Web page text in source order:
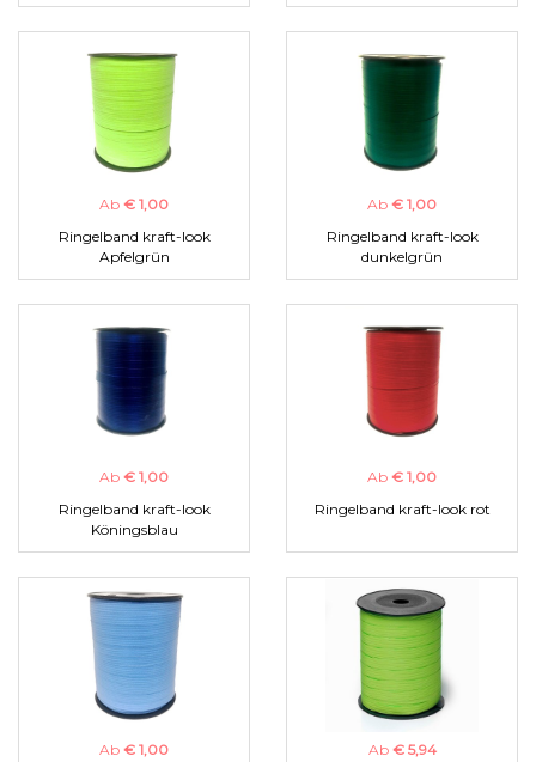
Ab € 1,00
Ringelband kraft-look
Apfelgrün
Ab € 1,00
Ringelband kraft-look
dunkelgrün
Ab € 1,00
Ringelband kraft-look
Köningsblau
Ab € 1,00
Ringelband kraft-look rot
Ab € 1,00 Ab € 5,94